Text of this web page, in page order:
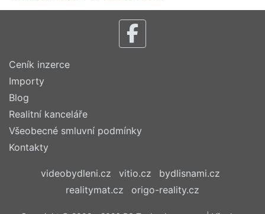
Ceník inzerce
Importy
Blog
Realitní kanceláře
Všeobecné smluvní podmínky
Kontakty
videobydleni.cz vitio.cz
bydlisnami.cz
realitymat.cz
origo-reality.cz